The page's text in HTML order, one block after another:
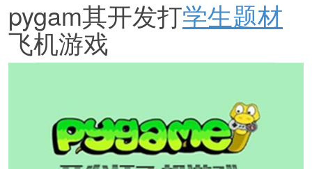
pygam其开发打学生题材
飞机游戏